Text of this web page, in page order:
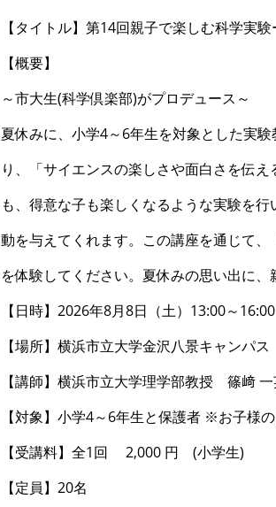
【タイトル】第14回親子で楽しむ科学実験
【概要】
～市大生(科学倶楽部)がプロデュース～
夏休みに、小学4～6年生を対象とした実
り、「サイエンスの楽しさや面白さを伝
も、得意な子も楽しくなるような実験を
動を与えてくれます。この講座を通じて
を体験してください。夏休みの思い出に
【日時】2026年8月8日（土）13:00～16:00
【場所】横浜市立大学金沢八景キャンパス
【講師】横浜市立大学理学部教授 篠﨑
【対象】小学4～6年生と保護者 ※お子様
【受講料】全1回 2,000 円 (小学生)
【定員】20名